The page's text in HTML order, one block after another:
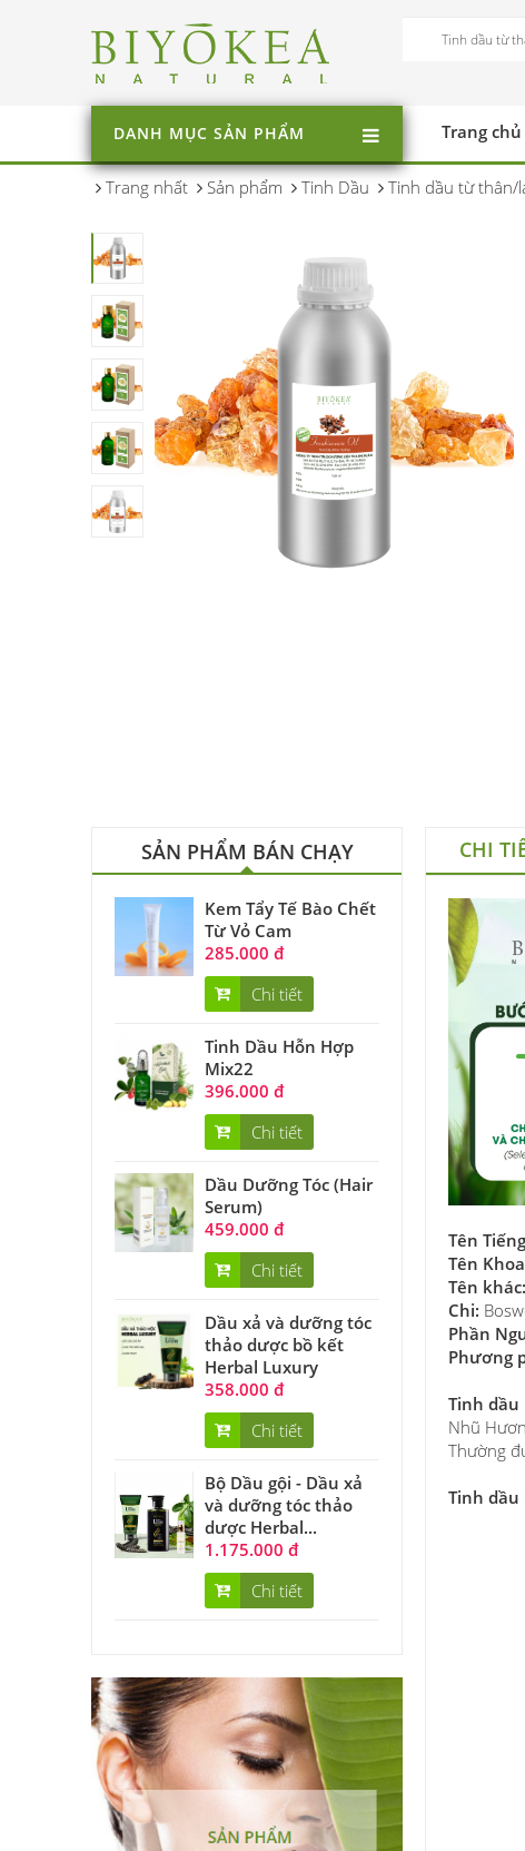
DANH MỤC SẢN PHẨM Trang chủ
Trang nhất Sản phẩm Tinh Dầu Tinh dầu từ thân/
SẢN PHẨM BÁN CHẠY
Kem Tẩy Tế Bào Chết
Từ Vỏ Cam
285.000 đ
Chi tiết
Tinh Dầu Hỗn Hợp
Mix22
396.000 đ
Chi tiết
Dầu Dưỡng Tóc (Hair
Serum)
459.000 đ
Chi tiết
Dầu xả và dưỡng tóc
thảo dược bồ kết
Herbal Luxury
358.000 đ
Chi tiết
Bộ Dầu gội - Dầu xả
và dưỡng tóc thảo
dược Herbal...
1.175.000 đ
Chi tiết
CHI
Tên
Tên
Tên khác:
Chi:
Phần
Phương
Tinh
Nhũ
Thường
Tinh dầu